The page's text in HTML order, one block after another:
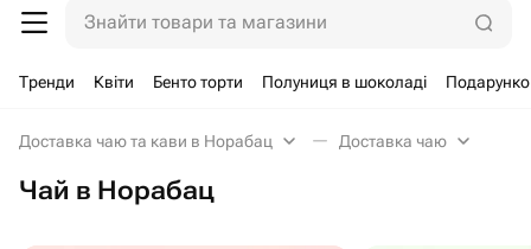
Знайти товари та магазини
Тренди Квіти Бенто торти Полуниця в шоколаді
Доставка чаю та кави в Норабац Доставка чаю
Чай в Норабац